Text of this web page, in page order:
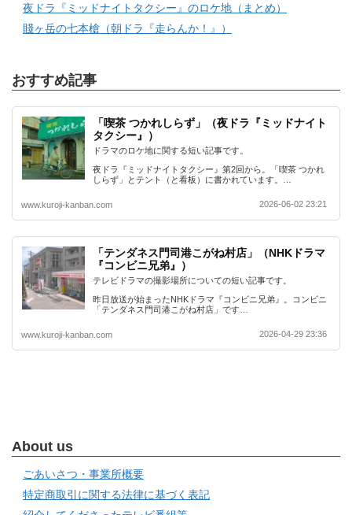
夜ドラ『ミッドナイトタクシー』のロケ地（まとめ）
賤ヶ岳の七本槍（朝ドラ『走らんか！』）
おすすめ記事
「喫茶 つかれしらず」（夜ドラ『ミッドナイト
タクシー』）
ドラマのロケ地に関する短い記事です。
夜ドラ『ミッドナイトタクシー』第2回から。「喫茶 つかれ
しらず」とテント（と看板）に書かれています。…
www.kuroji-kanban.com 2026-06-02 23:21
「テンダネス門司港こがね村店」（NHKドラマ
『コンビニ兄弟』）
テレビドラマの撮影場所についての短い記事です。
昨日放送が始まったNHKドラマ『コンビニ兄弟』。コンビニ
「テンダネス門司港こがね村店」です…
www.kuroji-kanban.com 2026-04-29 23:36
About us
ごあいさつ・事業所概要
特定商取引に関する法律に基づく表記